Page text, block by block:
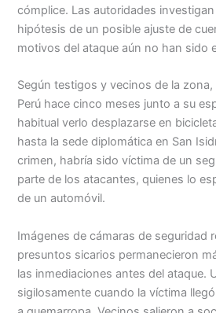
cómplice. Las autoridades
hipótesis de un posible ajuste de
motivos del ataque aún no han sido
Según testigos y vecinos de la zona,
Perú hace cinco meses junto a su
habitual verlo desplazarse en
hasta la sede diplomática en San
crimen, habría sido víctima de un
parte de los atacantes, quienes lo
de un automóvil.
Imágenes de cámaras de seguridad
presuntos sicarios permanecieron
las inmediaciones antes del ataque.
sigilosamente cuando la víctima